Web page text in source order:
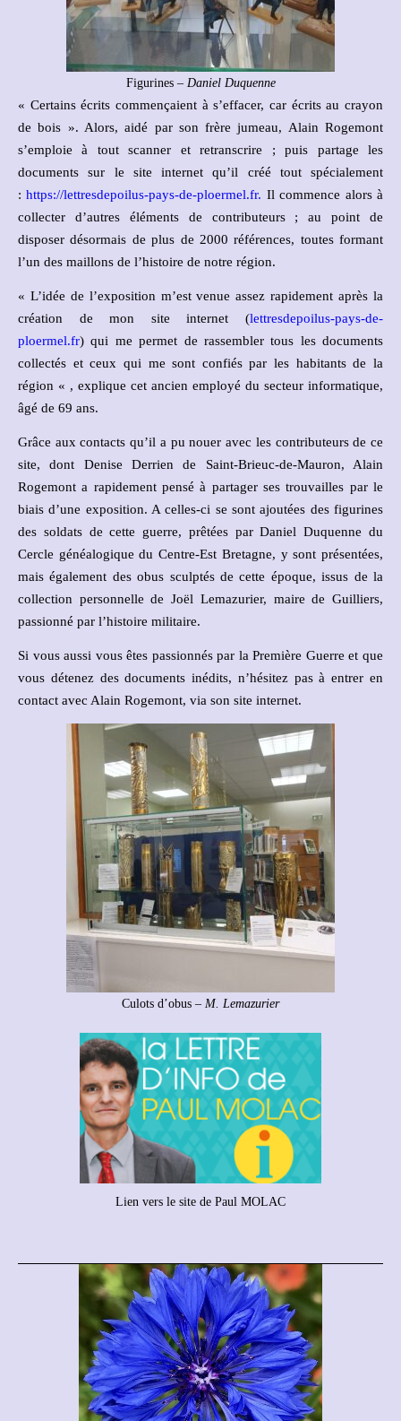
Figurines – Daniel Duquenne
« Certains écrits commençaient à s’effacer, car écrits au crayon
de bois ». Alors, aidé par son frère jumeau, Alain Rogemont
s’emploie à tout scanner et retranscrire ; puis partage les
documents sur le site internet qu’il créé tout spécialement
:https://lettresdepoilus-pays-de-ploermel.fr. Il commence alors à
collecter d’autres éléments de contributeurs ; au point de
disposer désormais de plus de 2000 références, toutes formant
l’un des maillons de l’histoire de notre région.
« L’idée de l’exposition m’est venue assez rapidement après la
création de mon site internet (lettresdepoilus-pays-de-
ploermel.fr) qui me permet de rassembler tous les documents
collectés et ceux qui me sont confiés par les habitants de la
région « , explique cet ancien employé du secteur informatique,
âgé de 69 ans.
Grâce aux contacts qu’il a pu nouer avec les contributeurs de ce
site, dont Denise Derrien de Saint-Brieuc-de-Mauron, Alain
Rogemont a rapidement pensé à partager ses trouvailles par le
biais d’une exposition. A celles-ci se sont ajoutées des figurines
des soldats de cette guerre, prêtées par Daniel Duquenne du
Cercle généalogique du Centre-Est Bretagne, y sont présentées,
mais également des obus sculptés de cette époque, issus de la
collection personnelle de Joël Lemazurier, maire de Guilliers,
passionné par l’histoire militaire.
Si vous aussi vous êtes passionnés par la Première Guerre et que
vous détenez des documents inédits, n’hésitez pas à entrer en
contact avec Alain Rogemont, via son site internet.
Culots d’obus – M. Lemazurier
Lien vers le site de Paul MOLAC